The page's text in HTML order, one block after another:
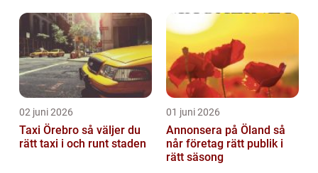
02 juni 2026
Taxi Örebro så väljer du
rätt taxi i och runt staden
01 juni 2026
Annonsera på Öland så
når företag rätt publik i
rätt säsong